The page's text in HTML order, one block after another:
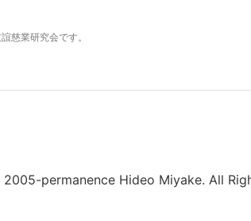
慈業研究会です。
Hideo Miyake. All